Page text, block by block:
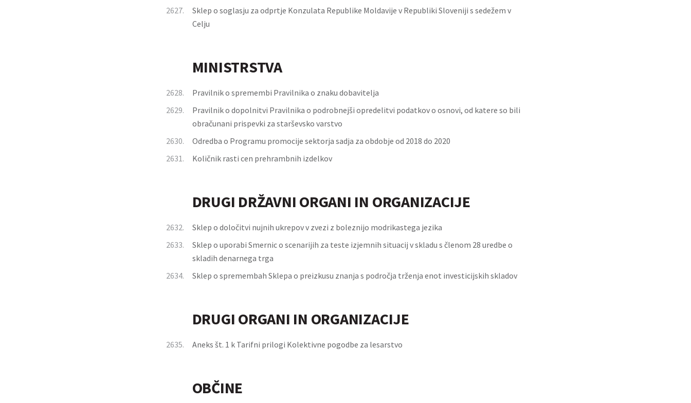
2627.
Sklep o soglasju za odprtje Konzulata Republike Moldavije v Republiki Sloveniji s sedežem v
Celju
MINISTRSTVA
2628.
Pravilnik o spremembi Pravilnika o znaku dobavitelja
2629.
Pravilnik o dopolnitvi Pravilnika o podrobnejši opredelitvi podatkov o osnovi, od katere so bili
obračunani prispevki za starševsko varstvo
2630.
Odredba o Programu promocije sektorja sadja za obdobje od 2018 do 2020
2631.
Količnik rasti cen prehrambnih izdelkov
DRUGI DRŽAVNI ORGANI IN ORGANIZACIJE
2632.
Sklep o določitvi nujnih ukrepov v zvezi z boleznijo modrikastega jezika
2633.
Sklep o uporabi Smernic o scenarijih za teste izjemnih situacij v skladu s členom 28 uredbe o
skladih denarnega trga
2634.
Sklep o spremembah Sklepa o preizkusu znanja s področja trženja enot investicijskih skladov
DRUGI ORGANI IN ORGANIZACIJE
2635. Aneks št. 1 k Tarifni prilogi Kolektivne pogodbe za lesarstvo
OBČINE